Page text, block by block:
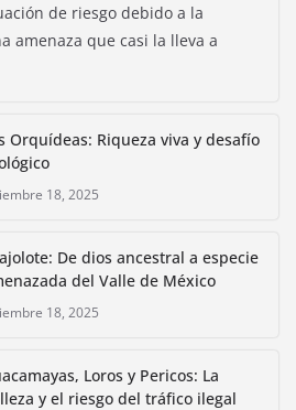
de riesgo debido a la
amenaza que casi la lleva a
Orquídeas: Riqueza viva y desafío
18, 2025
De dios ancestral a especie
del Valle de México
18, 2025
Loros y Pericos: La
y el riesgo del tráfico ilegal